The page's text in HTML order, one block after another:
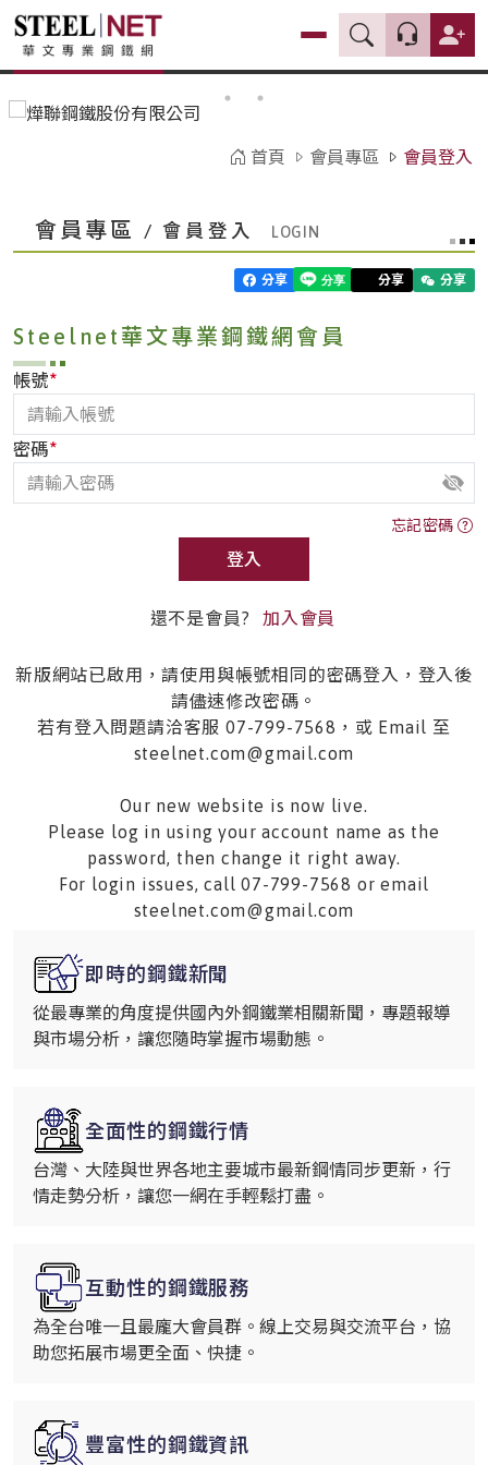
首頁 會員專區 會員登入
會員專區 / 會員登入
分享 分享 分享
Steelnet華文專業鋼鐵網會員
帳號*
密碼*
忘記密碼
登入
還不是會員? 加入會員
新版網站已啟用，請使用與帳號相同的密碼登入，登入後
請儘速修改密碼。
若有登入問題請洽客服 07-799-7568，或 Email 至
steelnet.com@gmail.com
Our new website is now live.
Please log in using your account name as the
password, then change it right away.
For login issues, call 07-799-7568 or email
steelnet.com@gmail.com
即時的鋼鐵新聞
從最專業的角度提供國內外鋼鐵業相關新聞，專題報導
與市場分析，讓您隨時掌握市場動態。
全面性的鋼鐵行情
台灣、大陸與世界各地主要城市最新鋼情同步更新，行
情走勢分析，讓您一網在手輕鬆打盡。
互動性的鋼鐵服務
為全台唯一且最龐大會員群。線上交易與交流平台，協
助您拓展市場更全面、快捷。
豐富性的鋼鐵資訊